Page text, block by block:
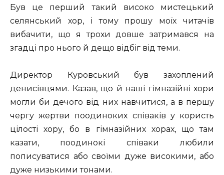
Був це перший такий високо мистецький
селянський хор, і тому прошу моїх читачів
вибачити, що я трохи довше затримався на
згадці про нього й дещо відбіг від теми.
Директор Куровський був захоплений
денисівцями. Казав, що й наші гімназійні хори
могли би дечого від них навчитися, а в першу
чергу жертви поодиноких співаків у користь
цілості хору, бо в гімназійних хорах, що там
казати, поодинокі співаки любили
пописуватися або своїми дуже високими, або
дуже низькими тонами.